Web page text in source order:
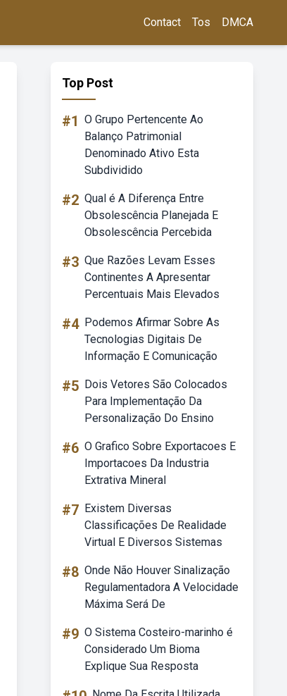
Contact Tos DMCA
Top Post
#1 O Grupo Pertencente Ao
Balanço Patrimonial
Denominado Ativo Esta
Subdividido
#2 Qual é A Diferença Entre
Obsolescência Planejada E
Obsolescência Percebida
#3 Que Razões Levam Esses
Continentes A Apresentar
Percentuais Mais Elevados
#4 Podemos Afirmar Sobre As
Tecnologias Digitais De
Informação E Comunicação
#5 Dois Vetores São Colocados
Para Implementação Da
Personalização Do Ensino
#6 O Grafico Sobre Exportacoes E
Importacoes Da Industria
Extrativa Mineral
#7 Existem Diversas
Classificações De Realidade
Virtual E Diversos Sistemas
#8 Onde Não Houver Sinalização
Regulamentadora A Velocidade
Máxima Será De
#9 O Sistema Costeiro-marinho é
Considerado Um Bioma
Explique Sua Resposta